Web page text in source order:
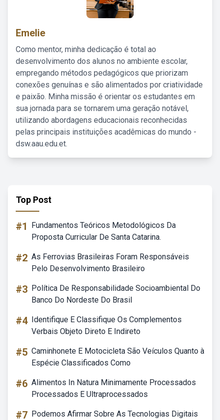
Emelie
Como mentor, minha dedicação é total ao
desenvolvimento dos alunos no ambiente escolar,
empregando métodos pedagógicos que priorizam
conexões genuínas e são alimentados por criatividade
e paixão. Minha missão é orientar os estudantes em
sua jornada para se tornarem uma geração notável,
utilizando abordagens educacionais reconhecidas
pelas principais instituições acadêmicas do mundo -
dsw.aau.edu.et.
Top Post
#1
Fundamentos Teóricos Metodológicos Da
Proposta Curricular De Santa Catarina.
#2 As Ferrovias Brasileiras Foram Responsáveis
Pelo Desenvolvimento Brasileiro
#3 Política De Responsabilidade Socioambiental Do
Banco Do Nordeste Do Brasil
#4 Identifique E Classifique Os Complementos
Verbais Objeto Direto E Indireto
#5 Caminhonete E Motocicleta São Veículos Quanto à
Espécie Classificados Como
#6 Alimentos In Natura Minimamente Processados
Processados E Ultraprocessados
#7 Podemos Afirmar Sobre As Tecnologias Digitais